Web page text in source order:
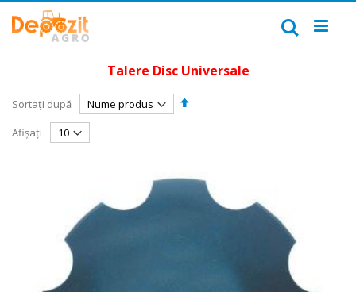
Mergeți
la
Conținut
Căutare
Talere Disc Universale
Sortați după
Setați
Afișați